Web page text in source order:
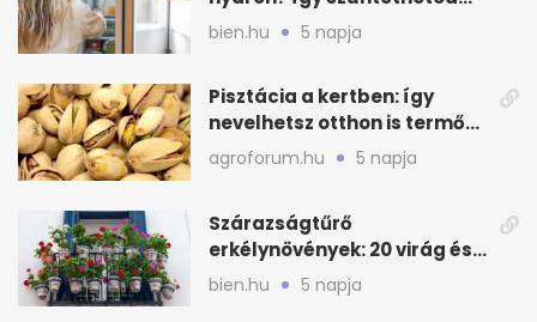
meg olcsón
bien.hu 5 napja
Pisztácia a kertben: így
nevelhetsz otthon is termő
növényt
agroforum.hu 5 napja
Szárazságtűrő
erkélynövények: 20 virág és
cserje a forró nyárra
bien.hu 5 napja